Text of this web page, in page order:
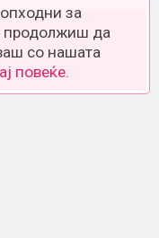
за
продолжиш да
со нашата
повеќе.